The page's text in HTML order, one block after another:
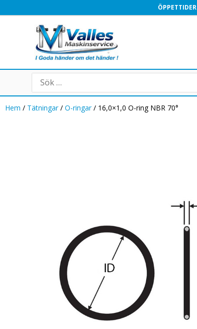
till
ÖPPETTIDER
Search
for:
Hem / Tätningar/ O-ringar/ 16,0×1,0 O-ring NBR 70°